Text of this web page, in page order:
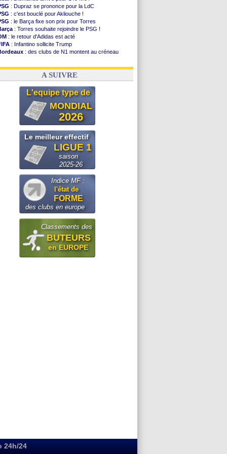
: Dupraz se prononce pour la LdC
: c'est bouclé pour Akliouche !
: le Barça fixe son prix pour Torres
: Torres souhaite rejoindre le PSG !
: le retour d'Adidas est acté
: Infantino sollicite Trump
: des clubs de N1 montent au créneau
: le démenti de Leipzig pour Diomandé
A SUIVRE
L'equipe type de
MONDIAL
2026
Le meilleur effectif
LIGUE 1
saison
2025-26
Indice MF :
l'état de
FORME
des clubs en europe
Classements des
BUTEURS
en EUROPE
24h/24